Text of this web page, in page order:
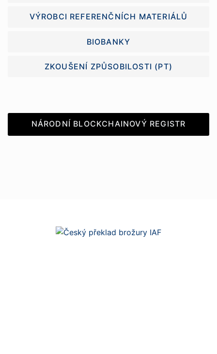
VÝROBCI REFERENČNÍCH MATERIÁLŮ
BIOBANKY
ZKOUŠENÍ ZPŮSOBILOSTI (PT)
NÁRODNÍ BLOCKCHAINOVÝ REGISTR